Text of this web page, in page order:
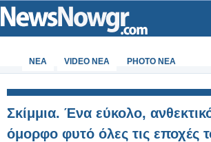
ΝΕΑ VIDEO NEA PHOTO NEA
Σκίμμια. Ένα εύκολο,
όμορφο φυτό όλες τις εποχές